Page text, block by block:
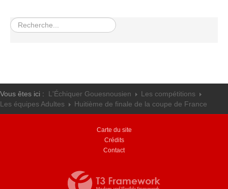
Rechercher
Vous êtes ici : L'Échiquer Gouesnousien
Les compétitions
Les équipes Adultes
Huitième de finale de la coupe de France
Carte du site
Crédits
Contact